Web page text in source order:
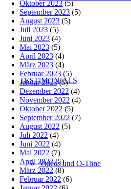
TESTIMONIALS
Videos und O-Töne
Oktober 2023(5)
September 2023 (5)
August 2023 (5)
Juli 2023 (5)
Juni 2023 (4)
Mai 2023 (5)
April 2023 (4)
März 2023 (4)
Februar 2023 (5)
Januar 2023(5)
Dezember 2022 (4)
November 2022 (4)
Oktober 2022 (5)
September 2022 (7)
August 2022 (5)
Juli 2022 (4)
Juni 2022 (4)
Mai 2022 (7)
April 2022(5)
März 2022 (8)
Februar 2022 (6)